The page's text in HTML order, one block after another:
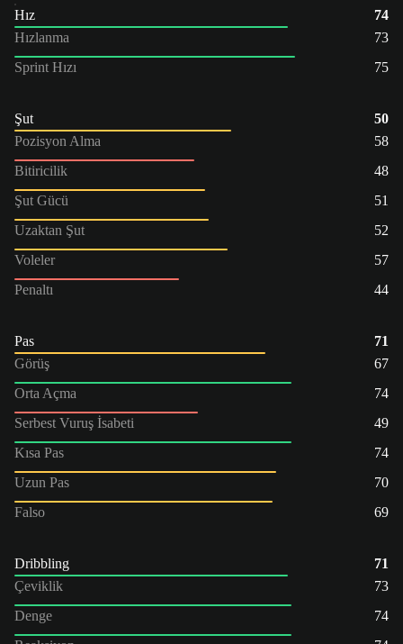
Hız
74
Hızlanma
73
Sprint Hızı
75
Şut
50
Pozisyon Alma
58
Bitiricilik
48
Şut Gücü
51
Uzaktan Şut
52
Voleler
57
Penaltı
44
Pas
71
Görüş
67
Orta Açma
74
Serbest Vuruş İsabeti
49
Kısa Pas
74
Uzun Pas
70
Falso
69
Dribbling
71
Çeviklik
73
Denge
74